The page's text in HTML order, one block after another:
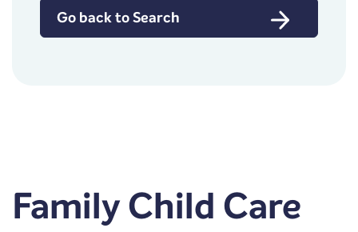
Go back to Search
Family Child Care